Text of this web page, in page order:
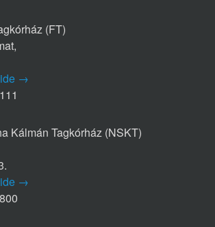
(FT)
ide →
Kálmán Tagkórház (NSKT)
ide →